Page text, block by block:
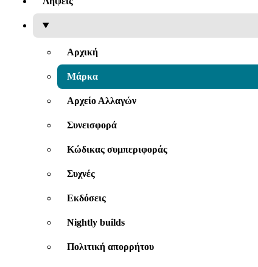
Αρχική
Μάρκα
Αρχείο Αλλαγών
Συνεισφορά
Κώδικας συμπεριφοράς
Συχνές
Εκδόσεις
Nightly builds
Πολιτική απορρήτου